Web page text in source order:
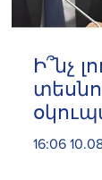
Ի՞նչ
16:06